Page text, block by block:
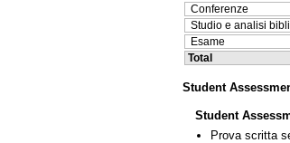
Conferenze
Studio e analisi
Esame
Total
Student
Student
Prova scritta